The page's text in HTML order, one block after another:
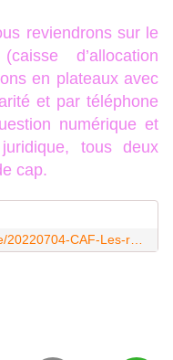
reviendrons sur le
d’allocation
en plateaux avec
et par téléphone
numérique et
tous deux
cap.